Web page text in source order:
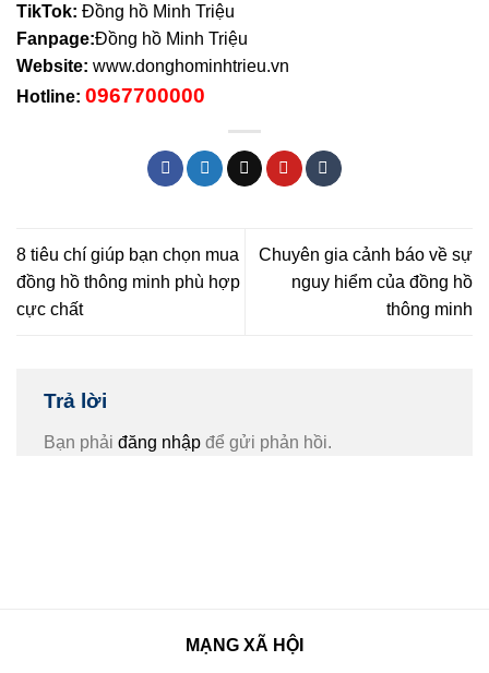
TikTok: Đồng hồ Minh Triệu
Fanpage:Đồng hồ Minh Triệu
Website: www.donghominhtrieu.vn
Hotline: 0967700000
8 tiêu chí giúp bạn chọn mua
đồng hồ thông minh phù hợp
cực chất
Chuyên gia cảnh báo về sự
nguy hiểm của đồng hồ
thông minh
Trả lời
Bạn phải đăng nhập để gửi phản hồi.
MẠNG XÃ HỘI